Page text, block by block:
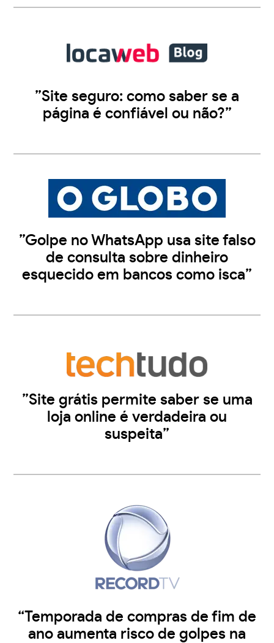
”Site seguro: como saber se a
página é confiável ou não?”
”Golpe no WhatsApp usa site falso
de consulta sobre dinheiro
esquecido em bancos como isca”
”Site grátis permite saber se uma
loja online é verdadeira ou
suspeita”
“Temporada de compras de fim de
ano aumenta risco de golpes na